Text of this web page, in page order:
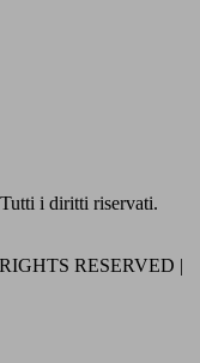
i diritti riservati.
RESERVED |